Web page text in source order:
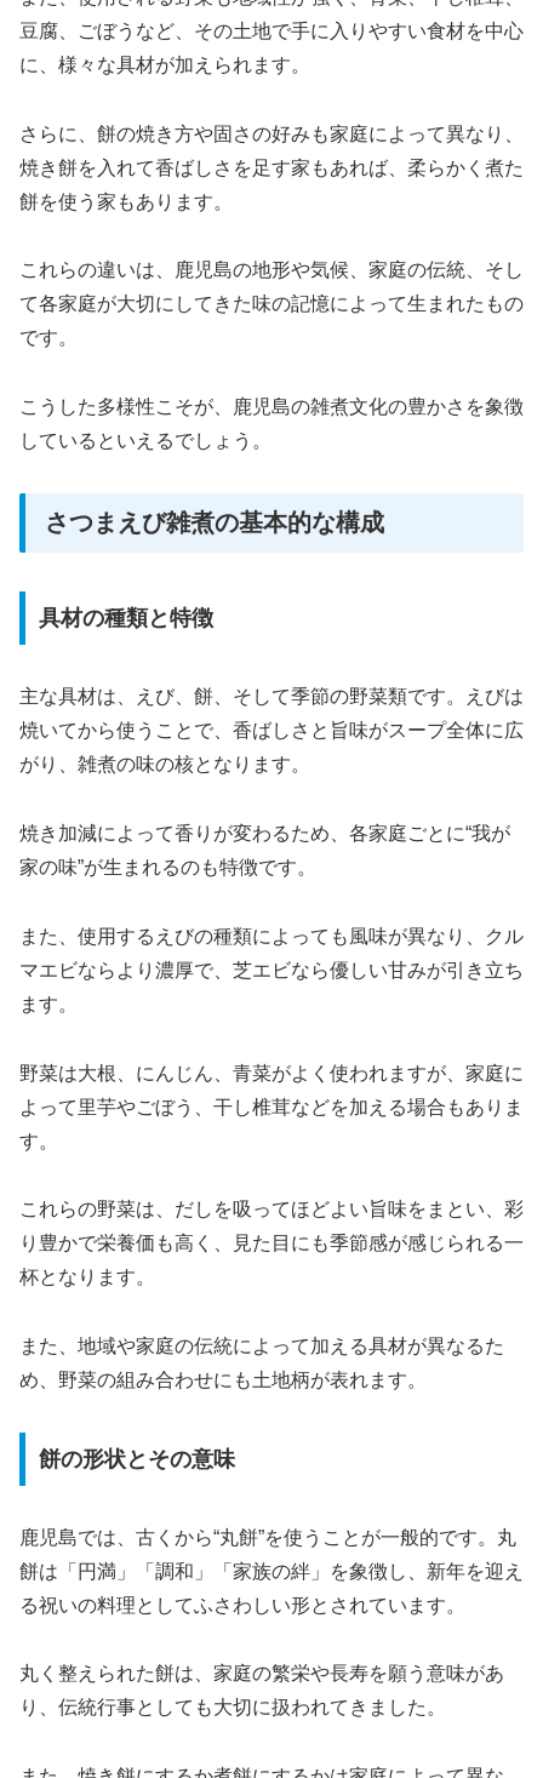
豆腐、ごぼうなど、その土地で手に入りやすい食材を中心
に、様々な具材が加えられます。
さらに、餅の焼き方や固さの好みも家庭によって異なり、
焼き餅を入れて香ばしさを足す家もあれば、柔らかく煮た
餅を使う家もあります。
これらの違いは、鹿児島の地形や気候、家庭の伝統、そし
て各家庭が大切にしてきた味の記憶によって生まれたもの
です。
こうした多様性こそが、鹿児島の雑煮文化の豊かさを象徴
しているといえるでしょう。
さつまえび雑煮の基本的な構成
具材の種類と特徴
主な具材は、えび、餅、そして季節の野菜類です。えびは
焼いてから使うことで、香ばしさと旨味がスープ全体に広
がり、雑煮の味の核となります。
焼き加減によって香りが変わるため、各家庭ごとに“我が
家の味”が生まれるのも特徴です。
また、使用するえびの種類によっても風味が異なり、クル
マエビならより濃厚で、芝エビなら優しい甘みが引き立ち
ます。
野菜は大根、にんじん、青菜がよく使われますが、家庭に
よって里芋やごぼう、干し椎茸などを加える場合もありま
す。
これらの野菜は、だしを吸ってほどよい旨味をまとい、彩
り豊かで栄養価も高く、見た目にも季節感が感じられる一
杯となります。
また、地域や家庭の伝統によって加える具材が異なるた
め、野菜の組み合わせにも土地柄が表れます。
餅の形状とその意味
鹿児島では、古くから“丸餅”を使うことが一般的です。丸
餅は「円満」「調和」「家族の絆」を象徴し、新年を迎え
る祝いの料理としてふさわしい形とされています。
丸く整えられた餅は、家庭の繁栄や長寿を願う意味があ
り、伝統行事としても大切に扱われてきました。